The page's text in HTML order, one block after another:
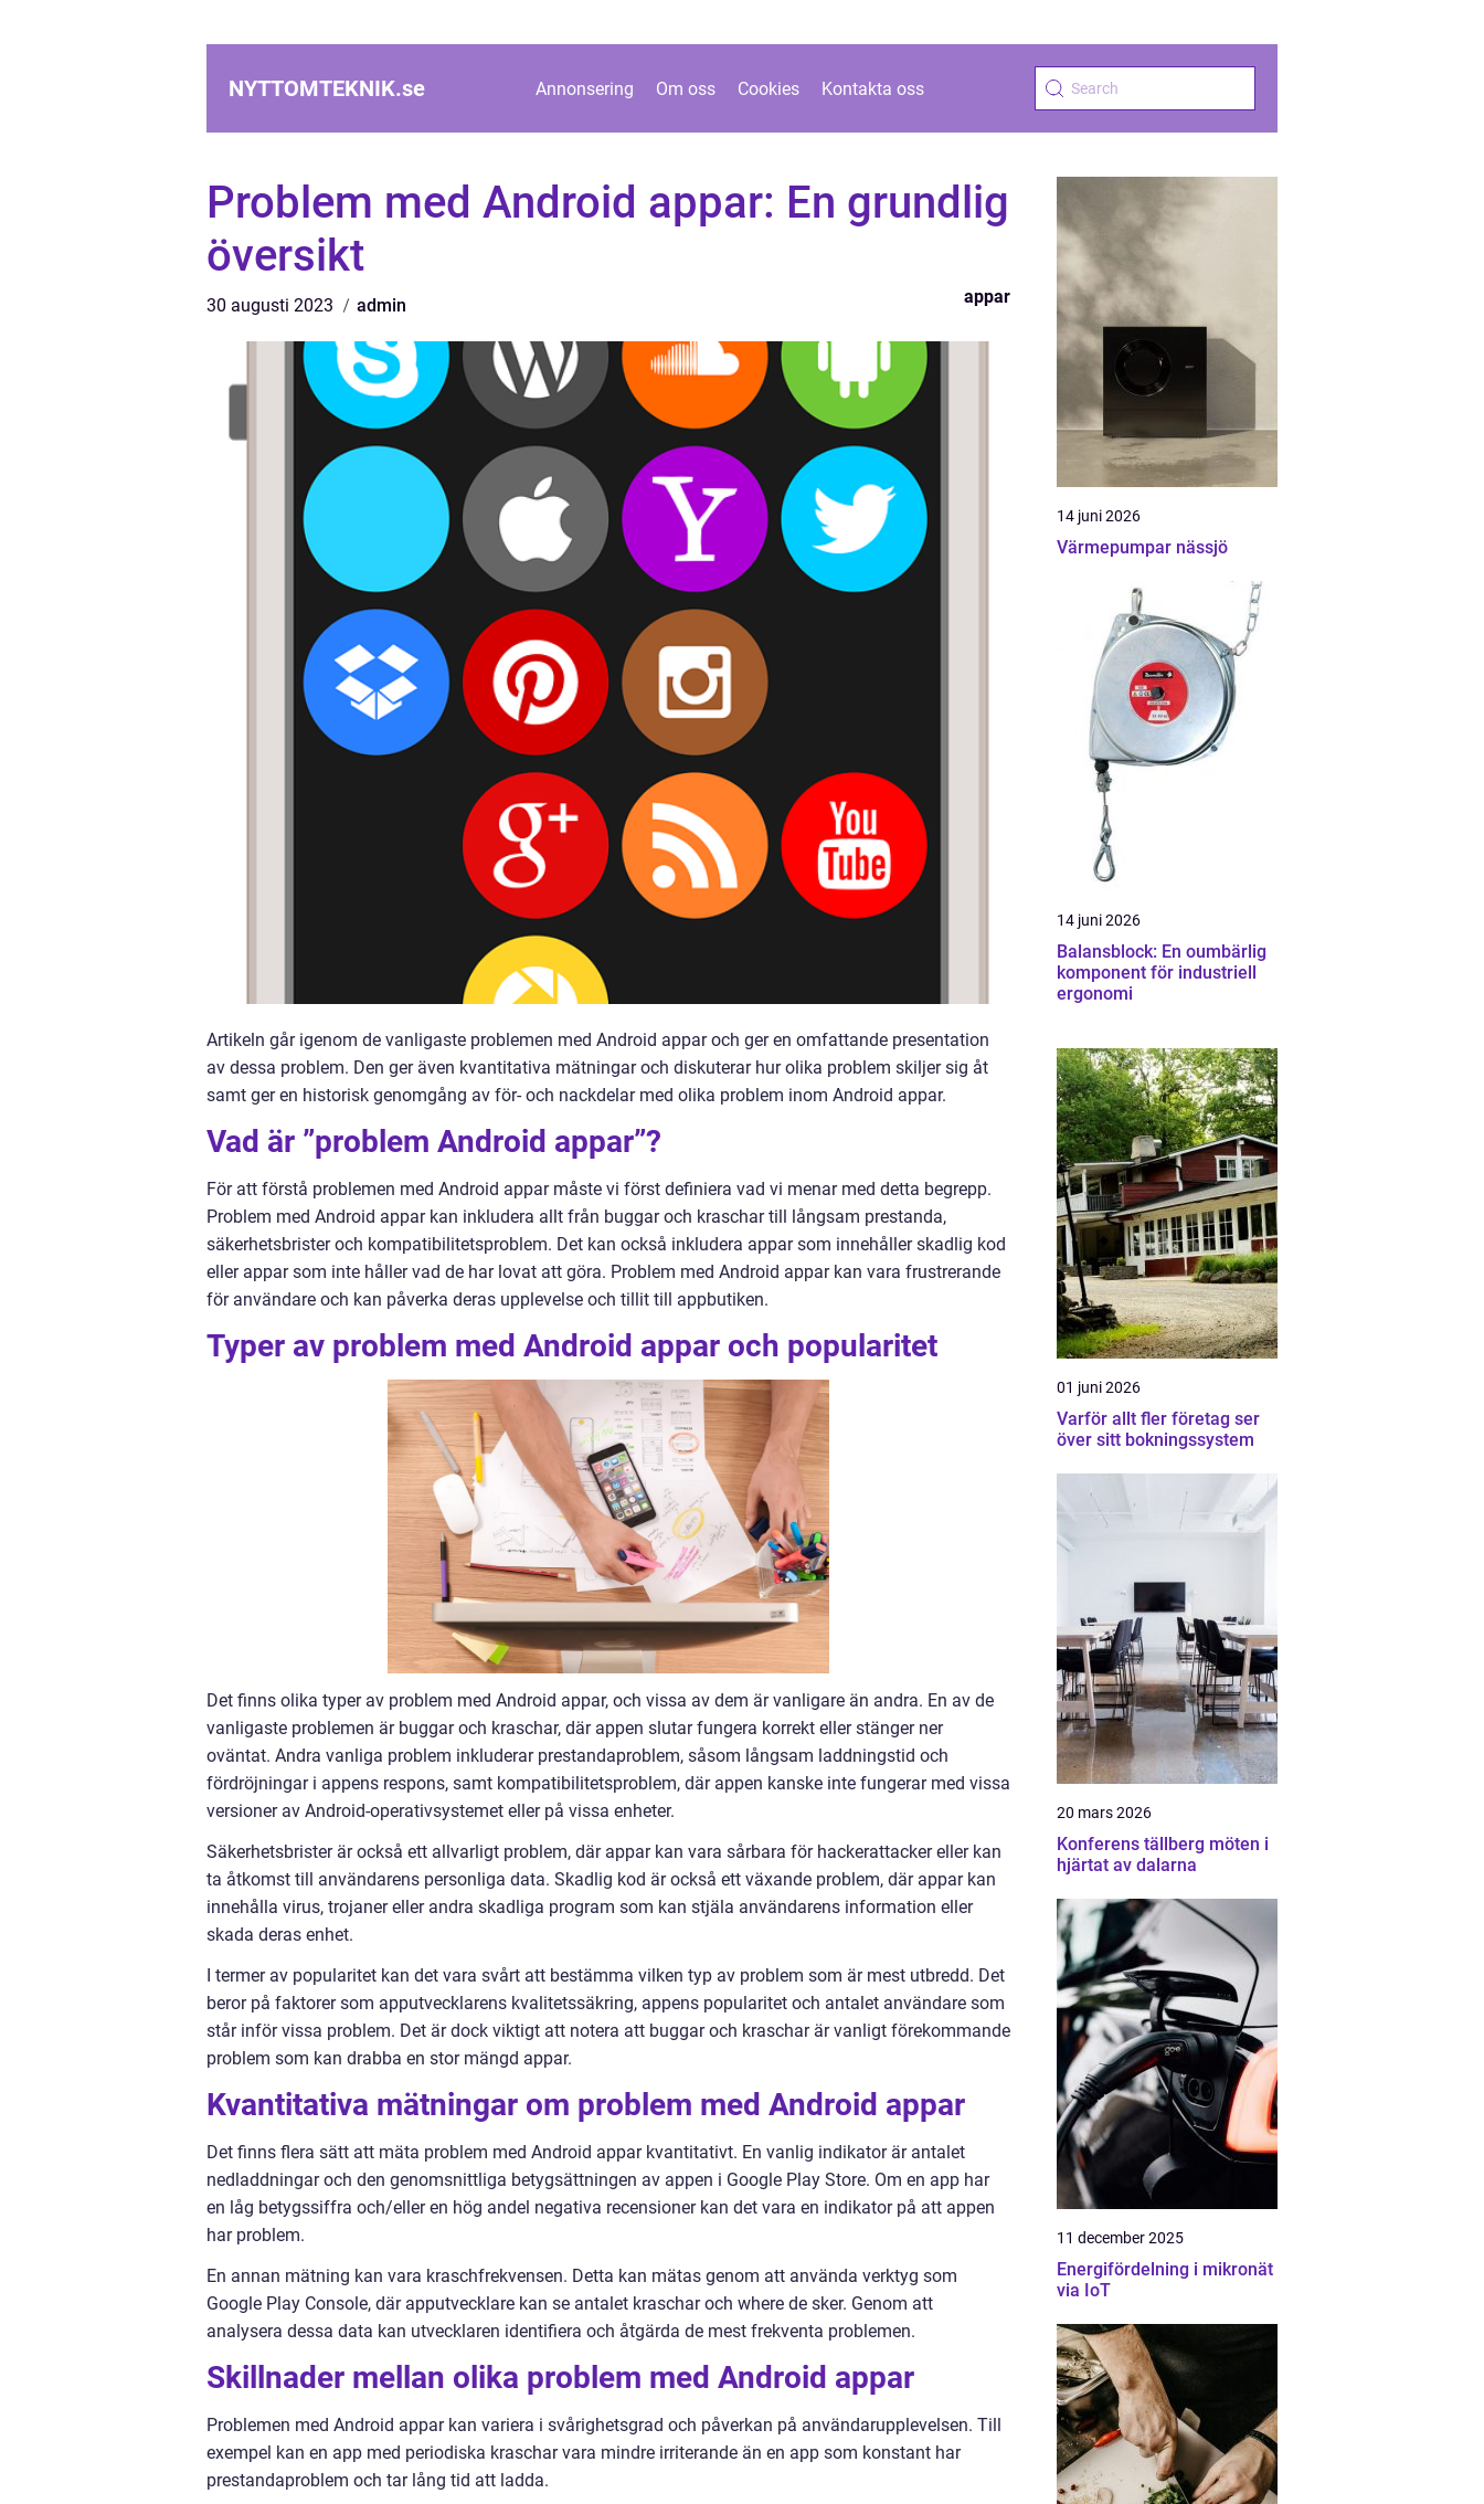
NYTTOMTEKNIK.se Annonsering Om oss Cookies Kontakta oss
Problem med Android appar: En grundlig
översikt
30 augusti 2023 admin appar
Artikeln går igenom de vanligaste problemen med Android appar och ger en omfattande presentation
av dessa problem. Den ger även kvantitativa mätningar och diskuterar hur olika problem skiljer sig åt
samt ger en historisk genomgång av för- och nackdelar med olika problem inom Android appar.
Vad är ”problem Android appar”?
För att förstå problemen med Android appar måste vi först definiera vad vi menar med detta begrepp.
Problem med Android appar kan inkludera allt från buggar och kraschar till långsam prestanda,
säkerhetsbrister och kompatibilitetsproblem. Det kan också inkludera appar som innehåller skadlig kod
eller appar som inte håller vad de har lovat att göra. Problem med Android appar kan vara frustrerande
för användare och kan påverka deras upplevelse och tillit till appbutiken.
Typer av problem med Android appar och popularitet
Det finns olika typer av problem med Android appar, och vissa av dem är vanligare än andra. En av de
vanligaste problemen är buggar och kraschar, där appen slutar fungera korrekt eller stänger ner
oväntat. Andra vanliga problem inkluderar prestandaproblem, såsom långsam laddningstid och
fördröjningar i appens respons, samt kompatibilitetsproblem, där appen kanske inte fungerar med vissa
versioner av Android-operativsystemet eller på vissa enheter.
Säkerhetsbrister är också ett allvarligt problem, där appar kan vara sårbara för hackerattacker eller kan
ta åtkomst till användarens personliga data. Skadlig kod är också ett växande problem, där appar kan
innehålla virus, trojaner eller andra skadliga program som kan stjäla användarens information eller
skada deras enhet.
I termer av popularitet kan det vara svårt att bestämma vilken typ av problem som är mest utbredd. Det
beror på faktorer som apputvecklarens kvalitetssäkring, appens popularitet och antalet användare som
står inför vissa problem. Det är dock viktigt att notera att buggar och kraschar är vanligt förekommande
problem som kan drabba en stor mängd appar.
Kvantitativa mätningar om problem med Android appar
Det finns flera sätt att mäta problem med Android appar kvantitativt. En vanlig indikator är antalet
nedladdningar och den genomsnittliga betygsättningen av appen i Google Play Store. Om en app har
en låg betygssiffra och/eller en hög andel negativa recensioner kan det vara en indikator på att appen
har problem.
En annan mätning kan vara kraschfrekvensen. Detta kan mätas genom att använda verktyg som
Google Play Console, där apputvecklare kan se antalet kraschar och where de sker. Genom att
analysera dessa data kan utvecklaren identifiera och åtgärda de mest frekventa problemen.
Skillnader mellan olika problem med Android appar
Problemen med Android appar kan variera i svårighetsgrad och påverkan på användarupplevelsen. Till
exempel kan en app med periodiska kraschar vara mindre irriterande än en app som konstant har
prestandaproblem och tar lång tid att ladda.
14 juni 2026
Värmepumpar nässjö
14 juni 2026
Balansblock: En oumbärlig
komponent för industriell
ergonomi
01 juni 2026
Varför allt fler företag ser
över sitt bokningssystem
20 mars 2026
Konferens tällberg möten i
hjärtat av dalarna
11 december 2025
Energifördelning i mikronät
via IoT